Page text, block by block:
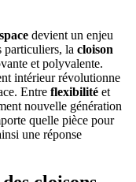
devient un enjeu
particuliers, la cloison
et polyvalente.
intérieur révolutionne
Entre flexibilité et
nouvelle génération
quelle pièce pour
une réponse